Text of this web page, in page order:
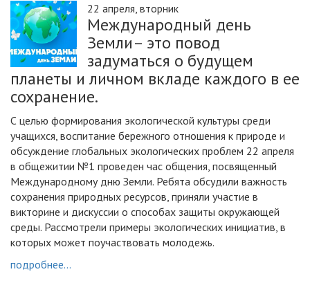
22 апреля, вторник
Международный день
Земли– это повод
задуматься о будущем
планеты и личном вкладе каждого в ее
сохранение.
С целью формирования экологической культуры среди
учащихся, воспитание бережного отношения к природе и
обсуждение глобальных экологических проблем 22 апреля
в общежитии №1 проведен час общения, посвященный
Международному дню Земли. Ребята обсудили важность
сохранения природных ресурсов, приняли участие в
викторине и дискуссии о способах защиты окружающей
среды. Рассмотрели примеры экологических инициатив, в
которых может поучаствовать молодежь.
подробнее...